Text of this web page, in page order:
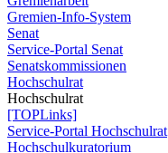
Gremien-Info-System
Senat
Service-Portal Senat
Senatskommissionen
Hochschulrat
Hochschulrat
[TOPLinks]
Service-Portal Hochschulrat
Hochschulkuratorium